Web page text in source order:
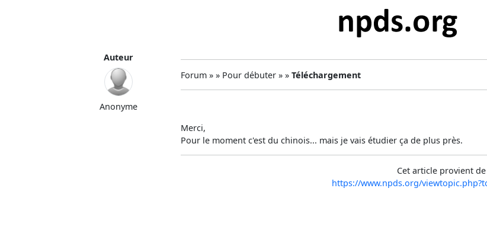
Auteur
Anonyme
Forum » » Pour débuter » »Téléchargement
Merci,
Pour le moment c'est du chinois... mais je vais étudier ça de plus près.
Cet article provient de
https://www.npds.org/